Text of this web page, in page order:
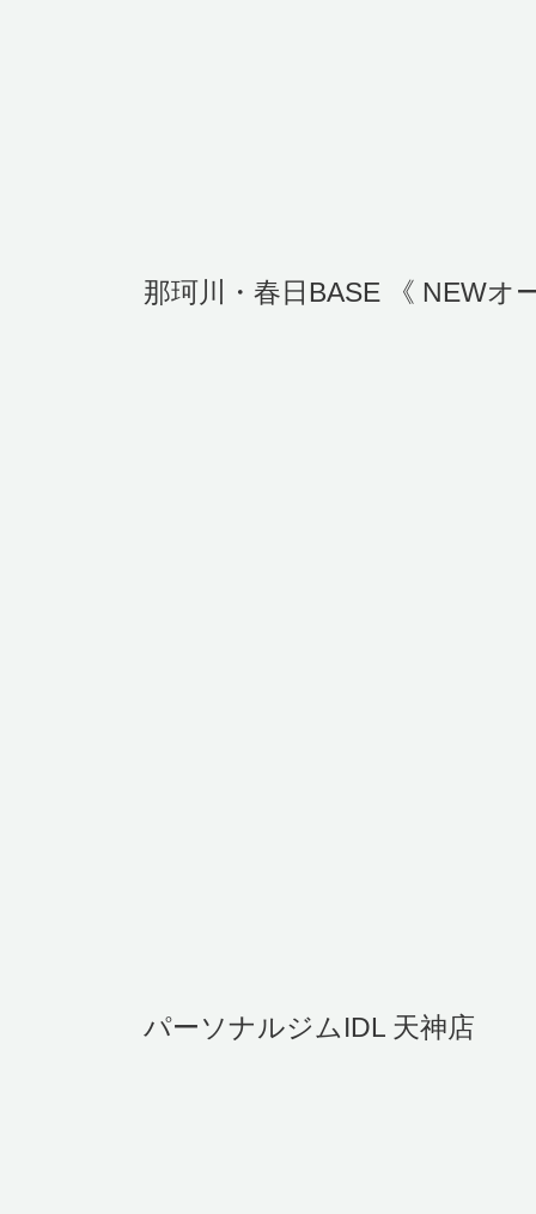
那珂川・春日BASE 《 NEWオ
パーソナルジムIDL 天神店